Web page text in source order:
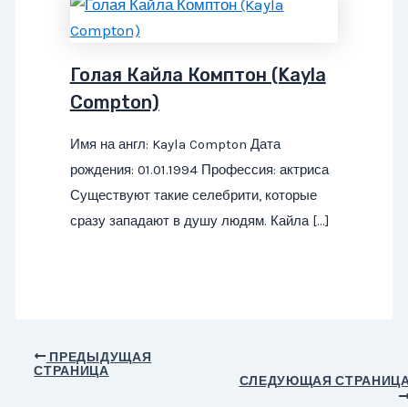
Голая Кайла Комптон (Kayla
Compton)
Имя на англ: Kayla Compton Дата
рождения: 01.01.1994 Профессия: актриса
Существуют такие селебрити, которые
сразу западают в душу людям. Кайла […]
Навигация
ПРЕДЫДУЩАЯ
СТРАНИЦА
СЛЕДУЮЩАЯ